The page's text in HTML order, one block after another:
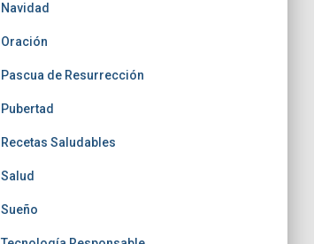
Navidad
Oración
Pascua de Resurrección
Pubertad
Recetas Saludables
Salud
Sueño